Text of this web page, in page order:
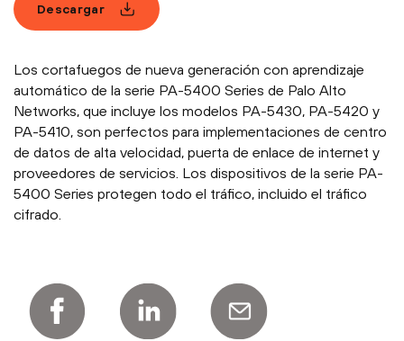
Descargar
Los cortafuegos de nueva generación con aprendizaje
automático de la serie PA-5400 Series de Palo Alto
Networks, que incluye los modelos PA-5430, PA-5420 y
PA-5410, son perfectos para implementaciones de centro
de datos de alta velocidad, puerta de enlace de internet y
proveedores de servicios. Los dispositivos de la serie PA-
5400 Series protegen todo el tráfico, incluido el tráfico
cifrado.